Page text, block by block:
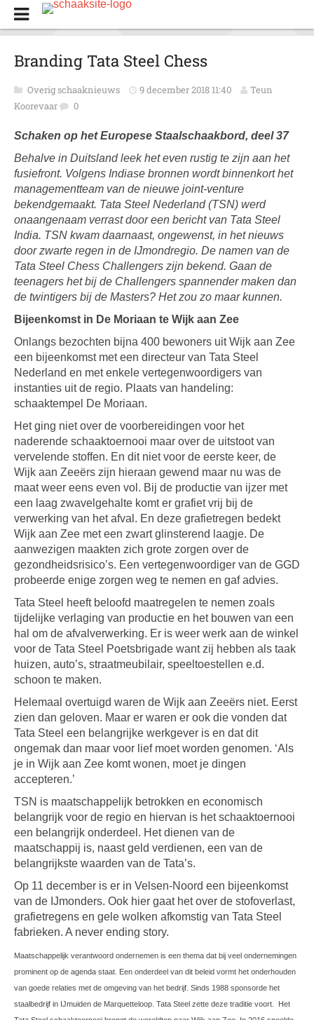
Branding Tata Steel Chess
Overig schaaknieuws 9 december 2018 11:40
Teun
Koorevaar
0
Schaken op het Europese Staalschaakbord, deel 37
Behalve in Duitsland leek het even rustig te zijn aan het
fusiefront. Volgens Indiase bronnen wordt binnenkort het
managementteam van de nieuwe joint-venture
bekendgemaakt. Tata Steel Nederland (TSN) werd
onaangenaam verrast door een bericht van Tata Steel
India. TSN kwam daarnaast, ongewenst, in het nieuws
door zwarte regen in de IJmondregio. De namen van de
Tata Steel Chess Challengers zijn bekend. Gaan de
teenagers het bij de Challengers spannender maken dan
de twintigers bij de Masters? Het zou zo maar kunnen.
Bijeenkomst in De Moriaan te Wijk aan Zee
Onlangs bezochten bijna 400 bewoners uit Wijk aan Zee
een bijeenkomst met een directeur van Tata Steel
Nederland en met enkele vertegenwoordigers van
instanties uit de regio. Plaats van handeling:
schaaktempel De Moriaan.
Het ging niet over de voorbereidingen voor het
naderende schaaktoernooi maar over de uitstoot van
vervelende stoffen. En dit niet voor de eerste keer, de
Wijk aan Zeeërs zijn hieraan gewend maar nu was de
maat weer eens even vol. Bij de productie van ijzer met
een laag zwavelgehalte komt er grafiet vrij bij de
verwerking van het afval. En deze grafietregen bedekt
Wijk aan Zee met een zwart glinsterend laagje. De
aanwezigen maakten zich grote zorgen over de
gezondheidsrisico’s. Een vertegenwoordiger van de GGD
probeerde enige zorgen weg te nemen en gaf advies.
Tata Steel heeft beloofd maatregelen te nemen zoals
tijdelijke verlaging van productie en het bouwen van een
hal om de afvalverwerking. Er is weer werk aan de winkel
voor de Tata Steel Poetsbrigade want zij hebben als taak
huizen, auto’s, straatmeubilair, speeltoestellen e.d.
schoon te maken.
Helemaal overtuigd waren de Wijk aan Zeeërs niet. Eerst
zien dan geloven. Maar er waren er ook die vonden dat
Tata Steel een belangrijke werkgever is en dat dit
ongemak dan maar voor lief moet worden genomen. ‘Als
je in Wijk aan Zee komt wonen, moet je dingen
accepteren.’
TSN is maatschappelijk betrokken en economisch
belangrijk voor de regio en hiervan is het schaaktoernooi
een belangrijk onderdeel. Het dienen van de
maatschappij is, naast geld verdienen, een van de
belangrijkste waarden van de Tata’s.
Op 11 december is er in Velsen-Noord een bijeenkomst
van de IJmonders. Ook hier gaat het over de stofoverlast,
grafietregens en gele wolken afkomstig van Tata Steel
fabrieken. A never ending story.
Maatschappelijk verantwoord ondernemen is een thema dat bij veel ondernemingen
prominent op de agenda staat. Een onderdeel van dit beleid vormt het onderhouden
van goede relaties met de omgeving van het bedrijf. Sinds 1988 sponsorde het
staalbedrijf in IJmuiden de Marquetteloop. Tata Steel zette deze traditie voort. Het